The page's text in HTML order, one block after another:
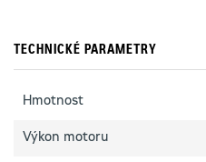
TECHNICKÉ PARAMETRY
Hmotnost
Výkon motoru